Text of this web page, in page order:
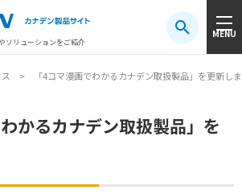
ソリューションをご紹介
MENU
#AGV #防爆#アシストスーツ
「4コマ漫画でわかるカナデン取扱製品」を更新し
わかるカナデン取扱製品」を